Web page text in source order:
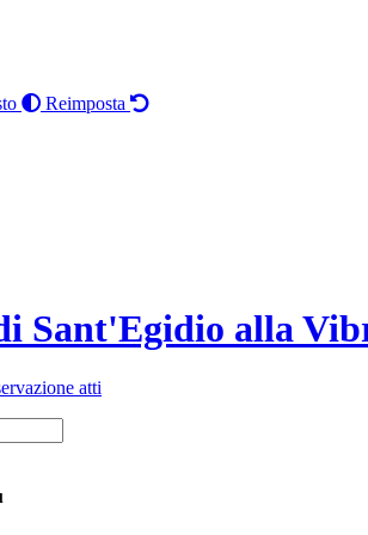
Reimposta
Sant'Egidio alla
atti